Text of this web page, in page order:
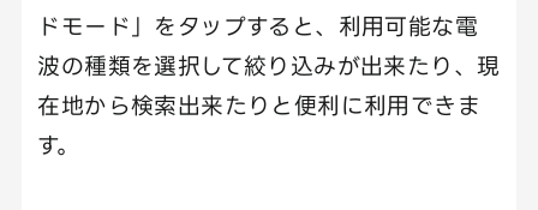
ドモード」をタップすると、利用可能な電
波の種類を選択して絞り込みが出来たり、現
在地から検索出来たりと便利に利用できま
す。